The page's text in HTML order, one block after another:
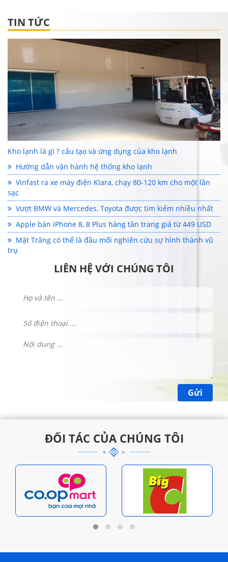
TIN TỨC
Kho lạnh là gì ? cấu tạo và ứng dụng của kho lạnh
Hướng dẫn vận hành hệ thống kho lạnh
Vinfast ra xe máy điện Klara, chạy 80-120 km cho một lần
sạc
Vượt BMW và Mercedes, Toyota được tìm kiếm nhiều nhất
Apple bán iPhone 8, 8 Plus hàng tân trang giá từ 449 USD
Mặt Trăng có thể là đầu mối nghiên cứu sự hình thành vũ
trụ
LIÊN HỆ VỚI CHÚNG TÔI
ĐỐI TÁC CỦA CHÚNG TÔI